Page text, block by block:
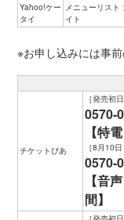
Yahoo!ケー
タイ
メニューリス
イト
※お申し込みには事前
チケットぴあ
［発売初
0570-
【特
［8月10
0570-
【音
間】